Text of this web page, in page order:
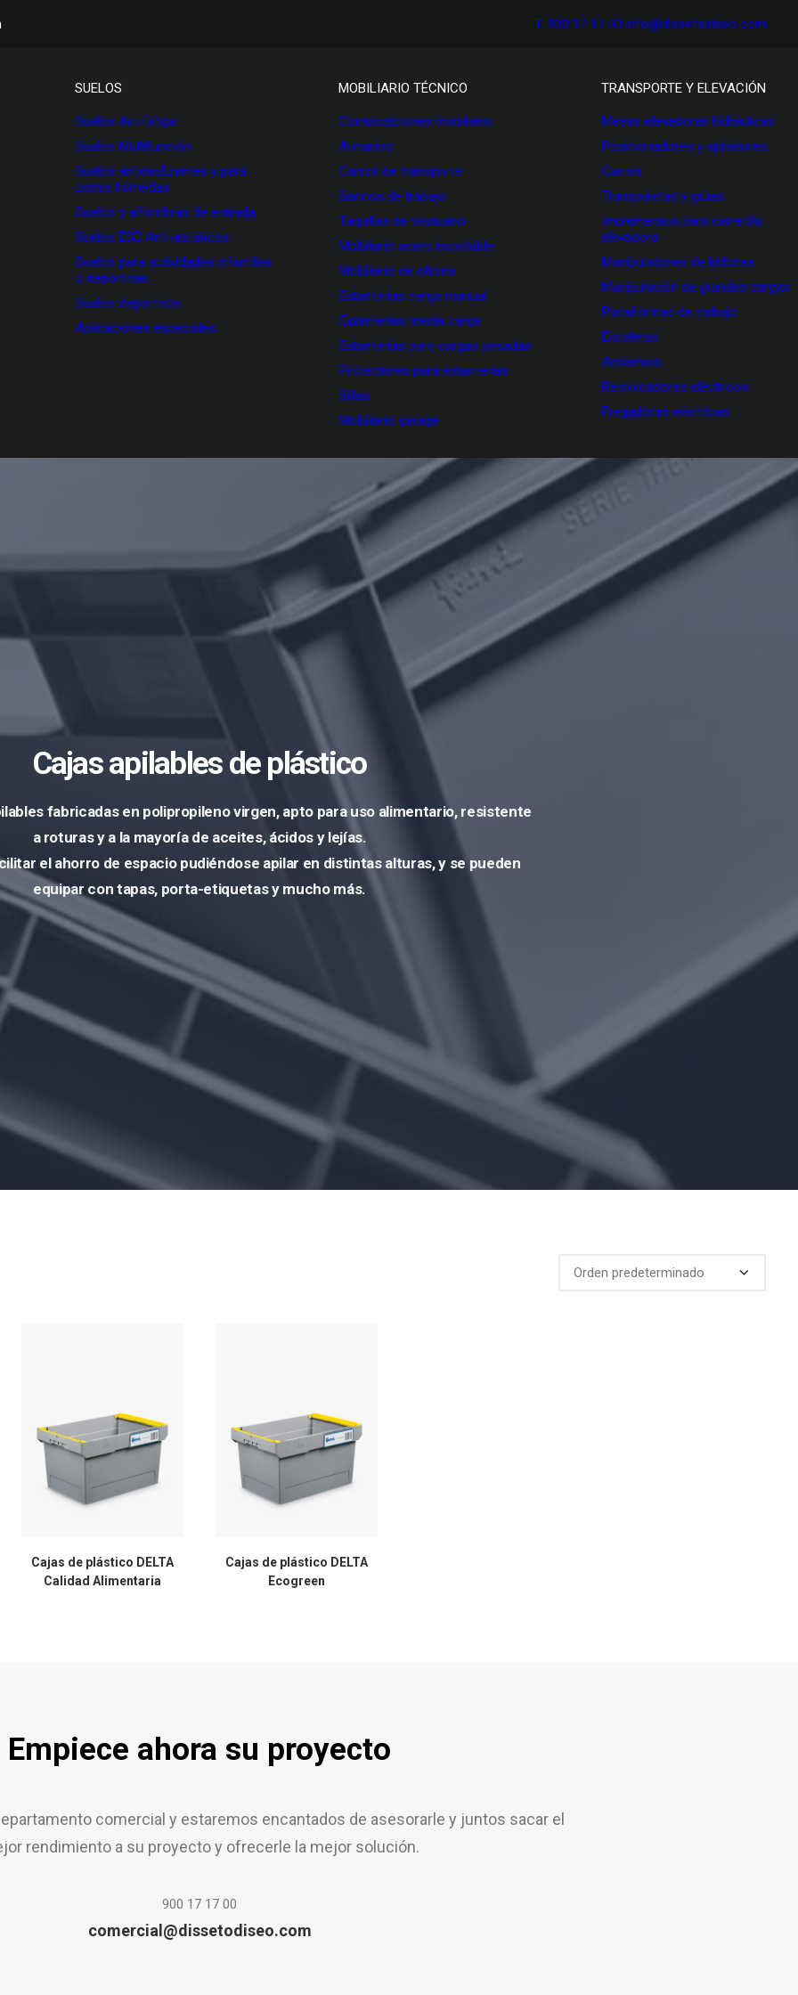
T. 900 17 17 00 info@dissetodiseo.com
SUELOS
Suelos Antifatiga
Suelos Multifunción
Suelos antideslizantes y para
zonas húmedas
Suelos y alfombras de entrada
Suelos ESD Anti-estáticos
Suelos para actividades infantiles
o deportivas
Suelos deportivos
Aplicaciones especiales
MOBILIARIO TÉCNICO
Composiciones mobiliario
Armarios
Carros de transporte
Bancos de trabajo
Taquillas de vestuario
Mobiliario acero inoxidable
Mobiliario de oficina
Estanterías carga manual
Estanterías media carga
Estanterías para cargas pesadas
Protectores para estanterías
Sillas
Mobiliario garage
TRANSPORTE Y ELEVACIÓN
Mesas elevadoras hidráulicas
Posicionadores y apiladores
Carros
Transpaletas y grúas
Implementos para carretilla
elevadora
Manipuladores de bidones
Manipulación de grandes cargas
Plataformas de trabajo
Escaleras
Andamios
Remolcadores eléctricos
Fregadoras eléctricas
Cajas apilables de plástico
fabricadas en polipropileno virgen, apto para uso alimentario, resistente
a roturas y a la mayoría de aceites, ácidos y lejías.
el ahorro de espacio pudiéndose apilar en distintas alturas, y se pueden
equipar con tapas, porta-etiquetas y mucho más.
Cajas de plástico DELTA
Calidad Alimentaria
Cajas de plástico DELTA
Ecogreen
Empiece ahora su proyecto
comercial y estaremos encantados de asesorarle y juntos sacar el
rendimiento a su proyecto y ofrecerle la mejor solución.
900 17 17 00
comercial@dissetodiseo.com